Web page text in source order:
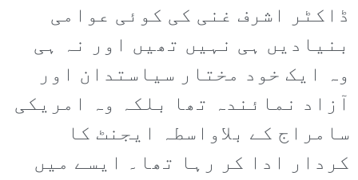
ڈاکٹر اشرف غنی کی کوئی عوامی
بنیادیں ہی نہیں تھیں اور نہ ہی
وہ ایک خود مختار سیاستدان اور
آزاد نمائندہ تھا بلکہ وہ امریکی
سامراج کے بلاواسطہ ایجنٹ کا
کردار ادا کر رہا تھا۔ ایسے میں